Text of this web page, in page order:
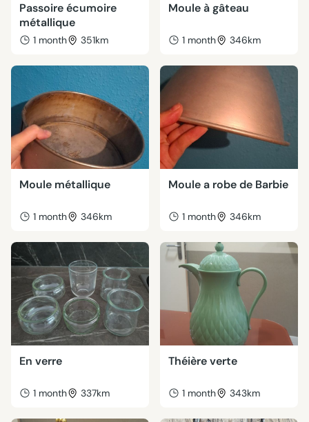
Passoire écumoire
métallique
1 month 351km
Moule à gâteau
1 month 346km
Moule métallique
1 month 346km
Moule a robe de Barbie
1 month 346km
En verre
1 month 337km
Théière verte
1 month 343km